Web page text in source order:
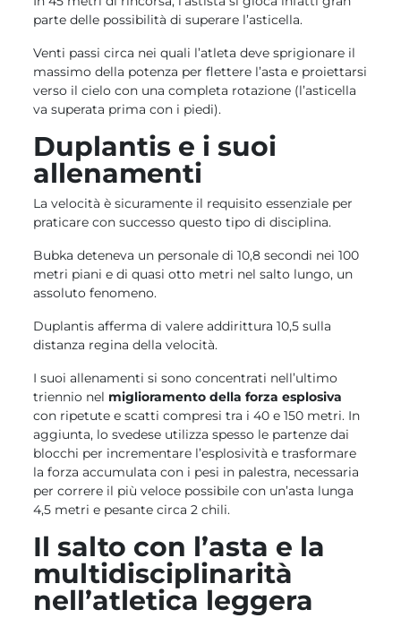
parte delle possibilità di superare l’asticella.
Venti passi circa nei quali l’atleta deve sprigionare il
massimo della potenza per flettere l’asta e proiettarsi
verso il cielo con una completa rotazione (l’asticella
va superata prima con i piedi).
Duplantis e i suoi
allenamenti
La velocità è sicuramente il requisito essenziale per
praticare con successo questo tipo di disciplina.
Bubka deteneva un personale di 10,8 secondi nei 100
metri piani e di quasi otto metri nel salto lungo, un
assoluto fenomeno.
Duplantis afferma di valere addirittura 10,5 sulla
distanza regina della velocità.
I suoi allenamenti si sono concentrati nell’ultimo
triennio nel miglioramento della forza esplosiva
con ripetute e scatti compresi tra i 40 e 150 metri. In
aggiunta, lo svedese utilizza spesso le partenze dai
blocchi per incrementare l’esplosività e trasformare
la forza accumulata con i pesi in palestra, necessaria
per correre il più veloce possibile con un’asta lunga
4,5 metri e pesante circa 2 chili.
Il salto con l’asta e la
multidisciplinarità
nell’atletica leggera